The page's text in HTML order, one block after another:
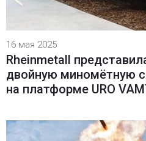
16 мая 2025
Rheinmetall
двойную миномётную
на платформе URO